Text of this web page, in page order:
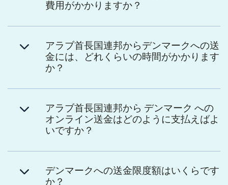
費用がかかりますか？
アラブ首長国連邦からデンマークへの送
金には、どれくらいの時間がかかります
か？
アラブ首長国連邦から デンマーク への
オンライン送金はどのように支払えばよ
いですか？
デンマークへの送金限度額はいくらです
か？